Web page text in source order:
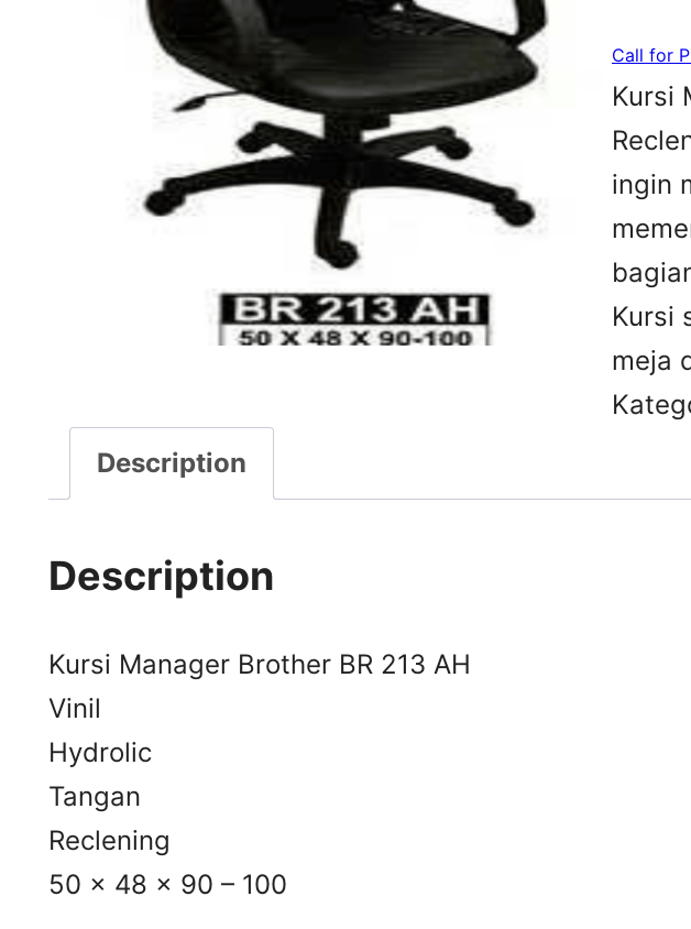
Call for
Kursi
ingin
Kursi
meja
Description
Description
Kursi Manager Brother BR 213 AH
Vinil
Hydrolic
Tangan
Reclening
50 x 48 x 90 – 100